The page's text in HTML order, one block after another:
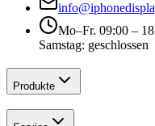
Mo–Fr. 09:00 –
Samstag: geschlossen
Produkte